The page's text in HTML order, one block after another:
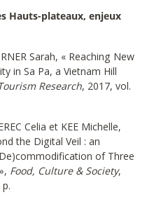
Hauts-plateaux, enjeux
Sarah, « Reaching New
in Sa Pa, a Vietnam Hill
Research, 2017, vol.
Celia et KEE Michelle,
the Digital Veil : an
of Three
Food, Culture & Society,